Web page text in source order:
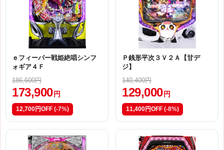
ｅフィーバー戦姫絶唱シンフ
ォギア４Ｆ
186,600円
173,900 円
12,700円OFF (-7%)
Ｐ銭形平次３Ｖ２Ａ【甘デ
ジ】
140,400円
129,000 円
11,400円OFF (-8%)